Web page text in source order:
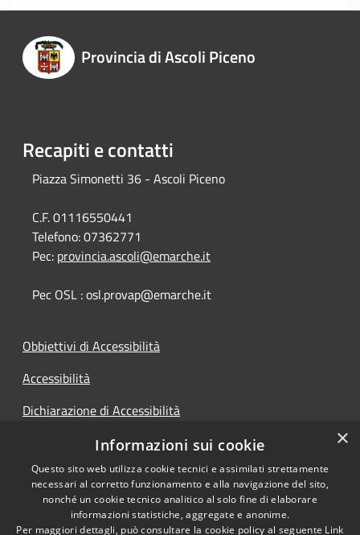
Provincia di Ascoli Piceno
Recapiti e contatti
Piazza Simonetti 36 - Ascoli Piceno
C.F. 01116550441
Telefono:07362771
Pec: provincia.ascoli@emarche.it
Pec OSL : osl.provap@emarche.it
Obbiettivi di Accessibilità
Accessibilità
Dichiarazione di Accessibilità
Accesso Civico
Copyright © 2026 • Provincia di
×
Informazioni sui cookie
Questo sito web utilizza cookie tecnici e assimilati strettamente
necessari al corretto funzionamento e alla navigazione del sito,
nonché un cookie tecnico analitico al solo fine di elaborare
informazioni statistiche, aggregate e anonime.
Per maggiori dettagli, può consultare la cookie policy al seguente Link